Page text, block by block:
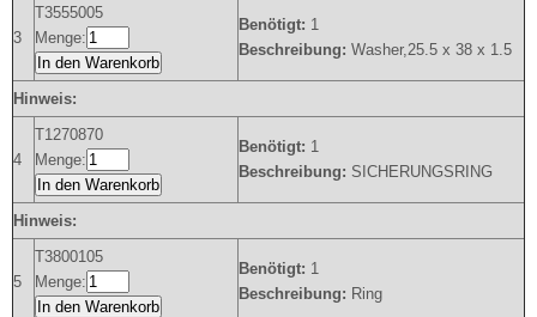
3
T3555005
Menge:
In den Warenkorb
Benötigt: 1
Beschreibung: Washer,25.5 x 38 x 1.5
Hinweis:
4
T1270870
Menge:
In den Warenkorb
Benötigt: 1
Beschreibung: SICHERUNGSRING
Hinweis:
5
T3800105
Menge:
In den Warenkorb
Benötigt: 1
Beschreibung: Ring